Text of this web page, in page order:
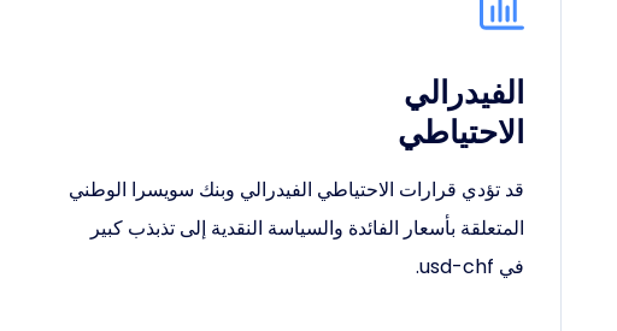
الفيدرالي
الاحتياطي
قد تؤدي قرارات الاحتياطي الفيدرالي وبنك سويسرا الوطني
المتعلقة بأسعار الفائدة والسياسة النقدية إلى تذبذب كبير
في usd-chf.